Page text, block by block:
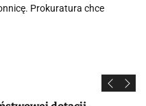
Prokuratura chce